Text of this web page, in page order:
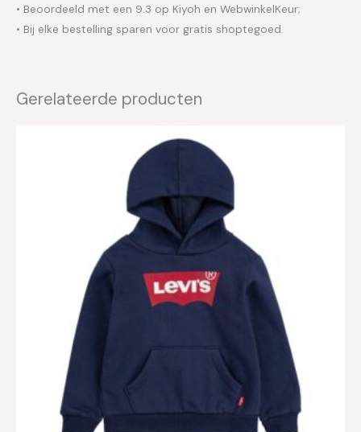
• Beoordeeld met een 9.3 op Kiyoh en WebwinkelKeur;
• Bij elke bestelling sparen voor gratis shoptegoed.
Gerelateerde producten